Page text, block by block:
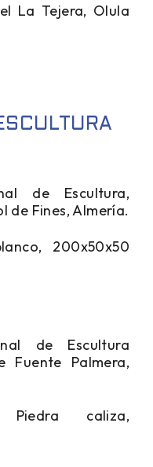
La Tejera, Olula
de Escultura,
de Fines, Almería.
200x50x50
de Escultura
Fuente Palmera,
caliza,